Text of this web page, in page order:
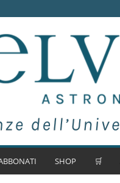
SHOP 🛒